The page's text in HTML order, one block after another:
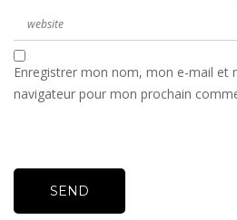
Enregistrer mon nom, mon e-mail et
navigateur pour mon prochain